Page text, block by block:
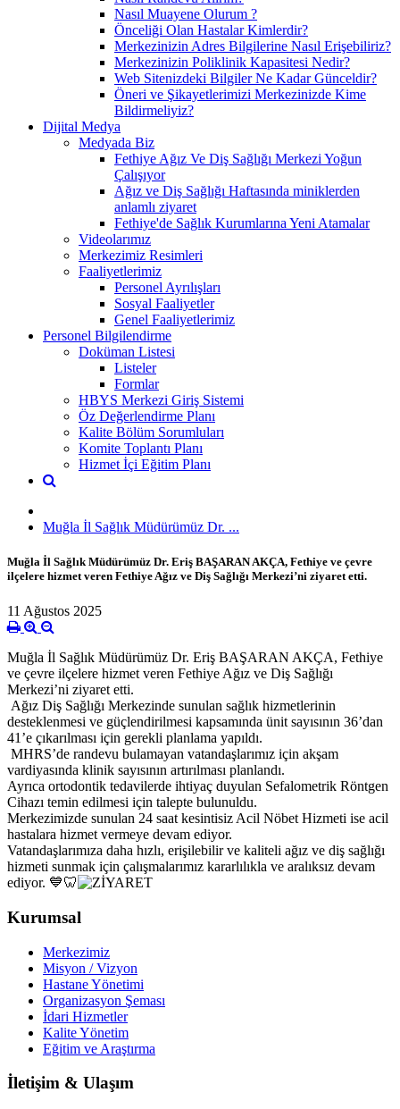
Nasıl Muayene Olurum ?
Önceliği Olan Hastalar Kimlerdir?
Merkezinizin Adres Bilgilerine Nasıl Erişebiliriz?
Merkezinizin Poliklinik Kapasitesi Nedir?
Web Sitenizdeki Bilgiler Ne Kadar Günceldir?
Öneri ve Şikayetlerimizi Merkezinizde Kime
Bildirmeliyiz?
Dijital Medya
Medyada Biz
Fethiye Ağız Ve Diş Sağlığı Merkezi Yoğun
Çalışıyor
Ağız ve Diş Sağlığı Haftasında miniklerden
anlamlı ziyaret
Fethiye'de Sağlık Kurumlarına Yeni Atamalar
Videolarımız
Merkezimiz Resimleri
Faaliyetlerimiz
Personel Ayrılışları
Sosyal Faaliyetler
Genel Faaliyetlerimiz
Personel Bilgilendirme
Doküman Listesi
Listeler
Formlar
HBYS Merkezi Giriş Sistemi
Öz Değerlendirme Planı
Kalite Bölüm Sorumluları
Komite Toplantı Planı
Hizmet İçi Eğitim Planı
Muğla İl Sağlık Müdürümüz Dr. ...
Muğla İl Sağlık Müdürümüz Dr. Eriş BAŞARAN AKÇA, Fethiye ve çevre
ilçelere hizmet veren Fethiye Ağız ve Diş Sağlığı Merkezi’ni ziyaret etti.
11 Ağustos 2025
Muğla İl Sağlık Müdürümüz Dr. Eriş BAŞARAN AKÇA, Fethiye
ve çevre ilçelere hizmet veren Fethiye Ağız ve Diş Sağlığı
Merkezi’ni ziyaret etti.
Ağız Diş Sağlığı Merkezinde sunulan sağlık hizmetlerinin
desteklenmesi ve güçlendirilmesi kapsamında ünit sayısının 36’dan
41’e çıkarılması için gerekli planlama yapıldı.
MHRS’de randevu bulamayan vatandaşlarımız için akşam
vardiyasında klinik sayısının artırılması planlandı.
Ayrıca ortodontik tedavilerde ihtiyaç duyulan Sefalometrik Röntgen
Cihazı temin edilmesi için talepte bulunuldu.
Merkezimizde sunulan 24 saat kesintisiz Acil Nöbet Hizmeti ise acil
hastalara hizmet vermeye devam ediyor.
Vatandaşlarımıza daha hızlı, erişilebilir ve kaliteli ağız ve diş sağlığı
hizmeti sunmak için çalışmalarımız kararlılıkla ve aralıksız devam
ediyor. 💙🦷
Kurumsal
Merkezimiz
Misyon / Vizyon
Hastane Yönetimi
Organizasyon Şeması
İdari Hizmetler
Kalite Yönetim
Eğitim ve Araştırma
İletişim & Ulaşım